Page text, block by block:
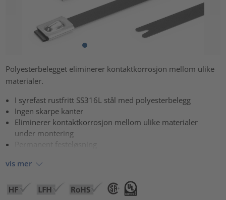
Polyesterbelegget eliminerer kontaktkorrosjon mellom ulike
materialer.
I syrefast rustfritt SS316L stål med polyesterbelegg
Ingen skarpe kanter
Eliminerer kontaktkorrosjon mellom ulike materialer
under montering
Permanent festeløsning
vis mer